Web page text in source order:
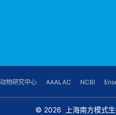
物研究中心 AAALAC NCBI
© 2026 上海南方模式